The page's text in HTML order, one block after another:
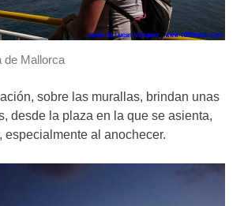
de Mallorca
sobre las murallas, brindan unas
desde la plaza en la que se asienta,
especialmente al anochecer.